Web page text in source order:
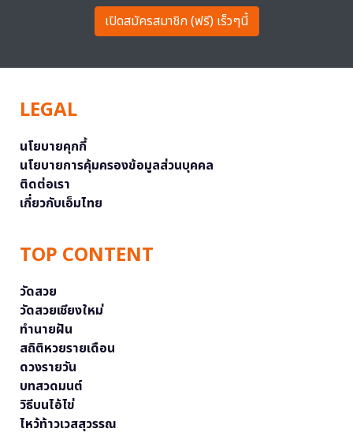
เปิดสมัครสมาชิก (ฟรี) เร็วๆนี้
LEGAL
นโยบายคุกกี้
นโยบายการคุ้มครองข้อมูลส่วนบุคคล
ติดต่อเรา
เกี่ยวกับเอ็มไทย
TOP CONTENT
วัดสวย
วัดสวยเชียงใหม่
ทำนายฝัน
สถิติหวยรายเดือน
ดวงรายวัน
บทสวดมนต์
วิธีบนไอ้ไข่
ไหว้ท้าวเวสสุวรรณ